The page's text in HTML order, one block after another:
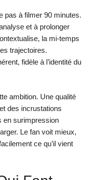
pas à filmer 90 minutes.
et à prolonger
la mi-temps
trajectoires.
fidèle à l’identité du
ambition. Une qualité
des incrustations
en surimpression
Le fan voit mieux,
ce qu’il vient